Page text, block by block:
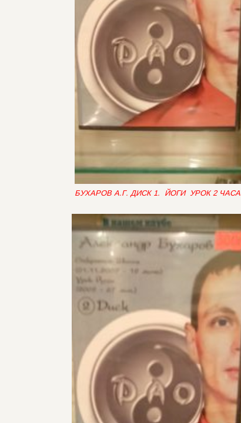
БУХАРОВ А.Г. ДИСК 1. ЙОГИ УРОК 2 ЧАСА